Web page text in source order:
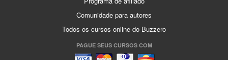
Comunidade para autores
Todos os cursos online do Buzzero
PAGUE SEUS CURSOS COM